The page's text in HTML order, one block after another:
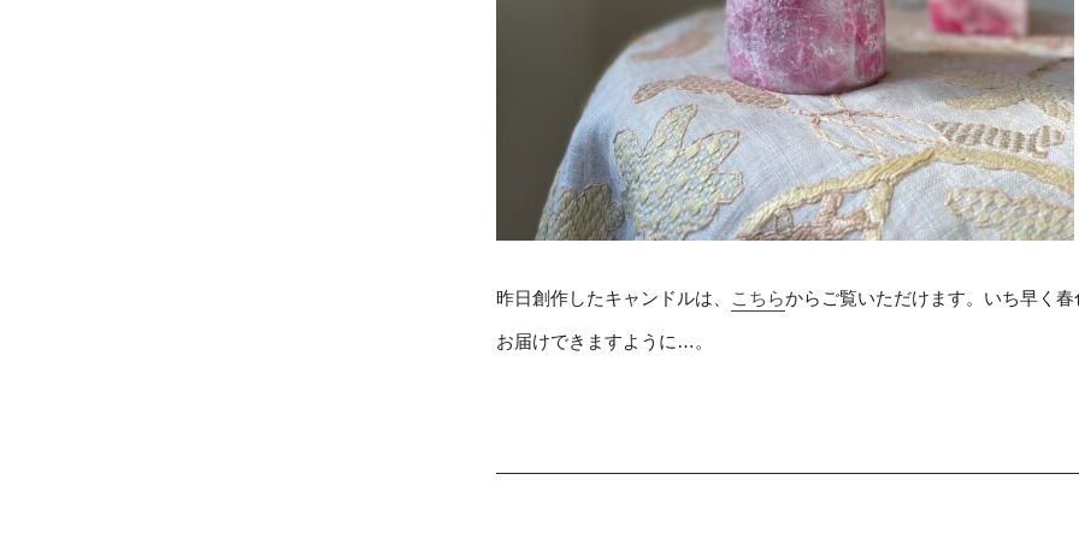
昨日創作したキャンドルは、 こちらからご覧いただけます。いち早く春
お届けできますように…。